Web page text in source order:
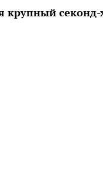
крупный секонд-